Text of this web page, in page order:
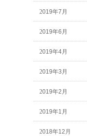
2019年7月
2019年6月
2019年4月
2019年3月
2019年2月
2019年1月
2018年12月